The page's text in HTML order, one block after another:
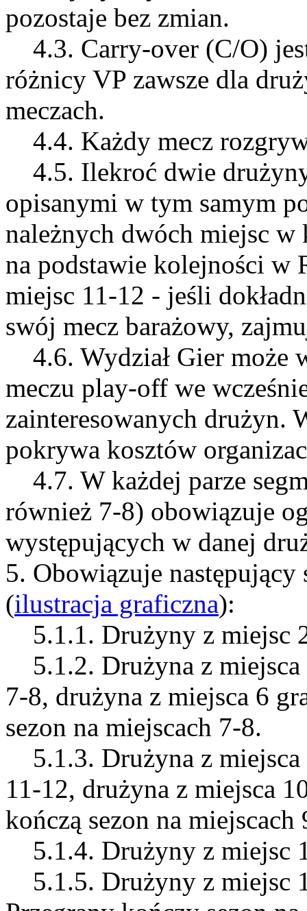
pozostaje bez zmian.
4.3. Carry-over (C/O)
różnicy VP zawsze dla
meczach.
4.4. Każdy mecz
4.5. Ilekroć dwie
opisanymi w tym samym
należnych dwóch miejsc
na podstawie kolejności w
miejsc 11-12 - jeśli
swój mecz barażowy,
4.6. Wydział Gier może
meczu play-off we
zainteresowanych drużyn.
pokrywa kosztów
4.7. W każdej parze
również 7-8) obowiązuje
występujących w danej
5. Obowiązuje
(ilustracja graficzna):
5.1.1. Drużyny z miejsc
5.1.2. Drużyna z
7-8, drużyna z miejsca 6
sezon na miejscach 7-8.
5.1.3. Drużyna z
11-12, drużyna z miejsca
kończą sezon na miejscach
5.1.4. Drużyny z miejsc
5.1.5. Drużyny z miejsc